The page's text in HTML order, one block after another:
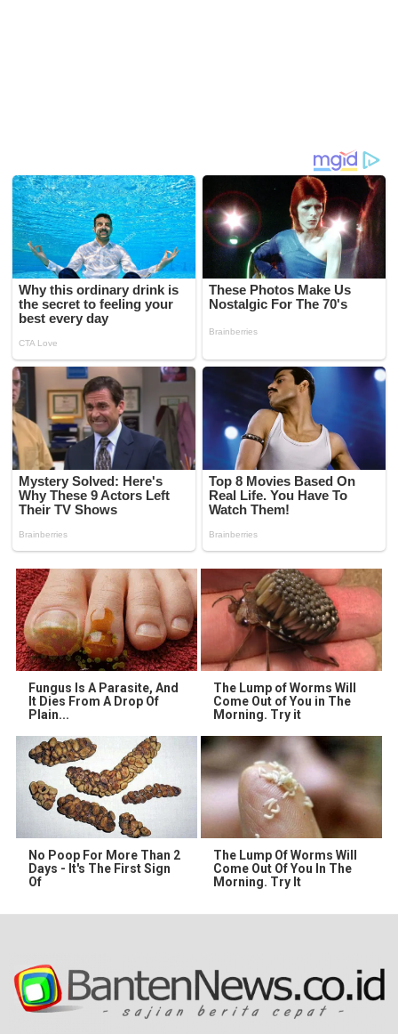
Fungus Is A Parasite, And
It Dies From A Drop Of
Plain...
The Lump of Worms Will
Come Out of You in The
Morning. Try it
No Poop For More Than 2
Days - It's The First Sign
Of
The Lump Of Worms Will
Come Out Of You In The
Morning. Try It